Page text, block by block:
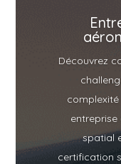
Découvrez
spatial
certification